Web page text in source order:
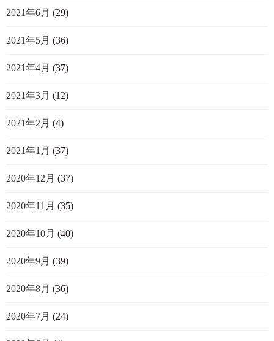
2021年6月 (29)
2021年5月 (36)
2021年4月 (37)
2021年3月 (12)
2021年2月 (4)
2021年1月 (37)
2020年12月 (37)
2020年11月 (35)
2020年10月 (40)
2020年9月 (39)
2020年8月 (36)
2020年7月 (24)